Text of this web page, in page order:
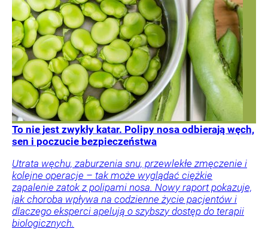
To nie jest zwykły katar. Polipy nosa odbierają węch,
sen i poczucie bezpieczeństwa
Utrata węchu, zaburzenia snu, przewlekłe zmęczenie i
kolejne operacje – tak może wyglądać ciężkie
zapalenie zatok z polipami nosa. Nowy raport pokazuje,
jak choroba wpływa na codzienne życie pacjentów i
dlaczego eksperci apelują o szybszy dostęp do terapii
biologicznych.